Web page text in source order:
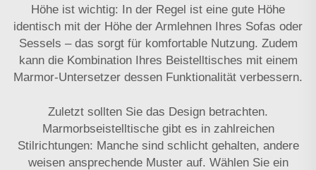
Höhe ist wichtig: In der Regel ist eine gute Höhe
identisch mit der Höhe der Armlehnen Ihres Sofas oder
Sessels – das sorgt für komfortable Nutzung. Zudem
kann die Kombination Ihres Beistelltisches mit einem
Marmor-Untersetzer dessen Funktionalität verbessern.
Zuletzt sollten Sie das Design betrachten.
Marmorbseistelltische gibt es in zahlreichen
Stilrichtungen: Manche sind schlicht gehalten, andere
weisen ansprechende Muster auf. Wählen Sie ein